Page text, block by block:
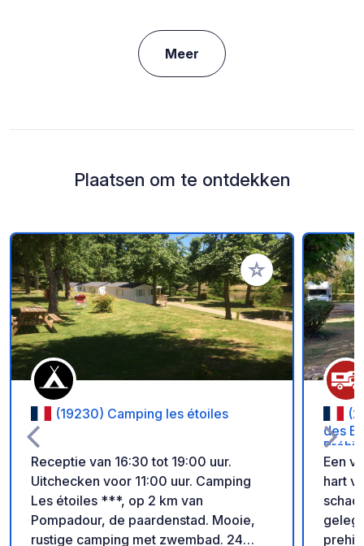
Meer
Plaatsen om te ontdekken
Voeg toe aan je
(19230) Camping les étoiles
Receptie van 16:30 tot 19:00 uur.
Uitchecken voor 11:00 uur. Camping
Les étoiles ***, op 2 km van
Pompadour, de paardenstad. Mooie,
rustige camping met zwembad. 24
des
Een
hart